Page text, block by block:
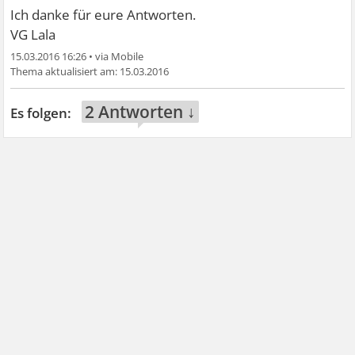
Ich danke für eure Antworten.
VG Lala
15.03.2016 16:26 •
15.03.2016
2 Antworten ↓